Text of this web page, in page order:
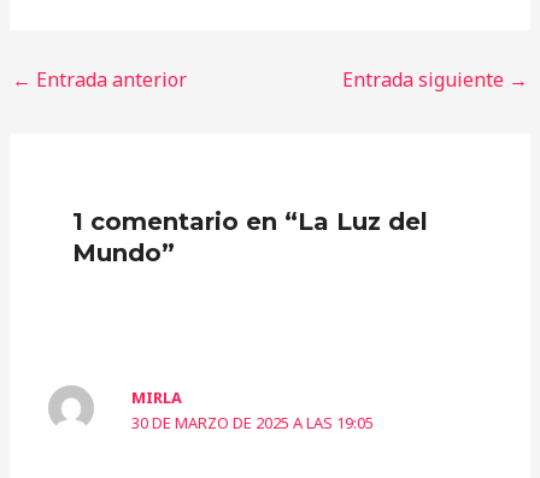
← Entrada anterior Entrada siguiente →
1 comentario en “La Luz del
Mundo”
MIRLA
30 DE MARZO DE 2025 A LAS 19:05